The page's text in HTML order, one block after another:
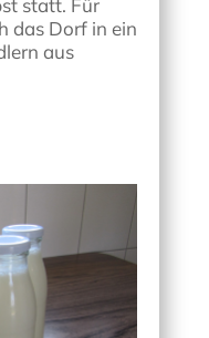
statt. Für
das Dorf in ein
aus